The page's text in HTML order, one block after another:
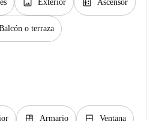
Exterior Ascensor
o terraza
Armario Ventana